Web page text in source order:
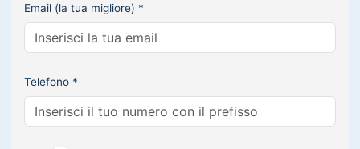
Email (la tua migliore) *
Telefono *